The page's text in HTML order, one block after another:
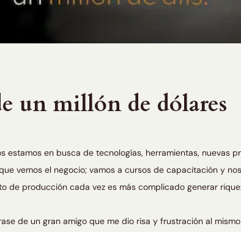
un millón de dólares
estamos en busca de tecnologías, herramientas, nuevas
vemos el negocio; vamos a cursos de capacitación y
de producción cada vez es más complicado generar
de un gran amigo que me dio risa y frustración al